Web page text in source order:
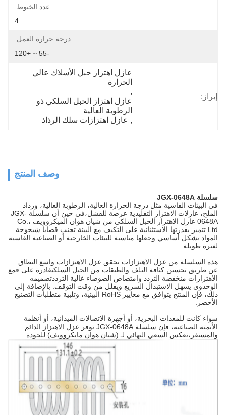
عدد الخيوط:
4
درجة حرارة العمل:
إبراز:
عازل اهتزاز حبل الأسلاك عالي
الحرارة
,
عازل اهتزاز الحبل السلكي ذو
الرطوبة العالية
, عازل اهتزازات سلك الرذاذ
وصف المنتج
سلسلة JGX-0648A
في البيئات القاسية مثل درجة الحرارة العالية، الرطوبة العالية، ورذاذ
الملح، عازلات الاهتزاز التقليدية عرضة للفشل،في حين أن سلسلة JGX-
0648A عازل الاهتزاز الحبل السلكي من شيان هوان الميكروويف Co.،
Ltd تتميز بقدرتها الاستثنائية على التكيف مع البيئة.تجنب قضايا شيخوخة
المواد بشكل أساسي وجعلها مناسبة للبيئات الخارجية أو الصناعية القاسية
لفترة طويلة.
هذه السلسلة من عزل الاهتزازات تحقق عزل الاهتزازات واسع النطاق
عن طريق تحسين كثافة التلف والطبقات من الحبل السلكيقادرة على قمع
الاهتزازات منخفضة التردد وامتصاص الضوضاء عالية الترددتصميمه
الوحدوي يسهل الاستبدال السريع ويقلل من وقت التوقف. بالإضافة إلى
ذلك، فإن المنتج يتوافق مع معايير RoHS البيئية، وتلبية متطلبات التصنيع
الأخضر.
سواء كانت للمعدات البحرية، أو أجهزة الاتصالات الميدانية، أو أنظمة
الأتمتة الصناعية، فإن سلسلة JGX-0648A توفر عزل الاهتزاز الدائم
والمستقر،تعكس السعي النهائي لـ (شيان هوان مايكروويف) للجودة.